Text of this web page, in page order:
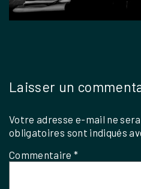
Laisser un
Votre adresse e-mail ne
obligatoires sont indiqués
Commentaire*